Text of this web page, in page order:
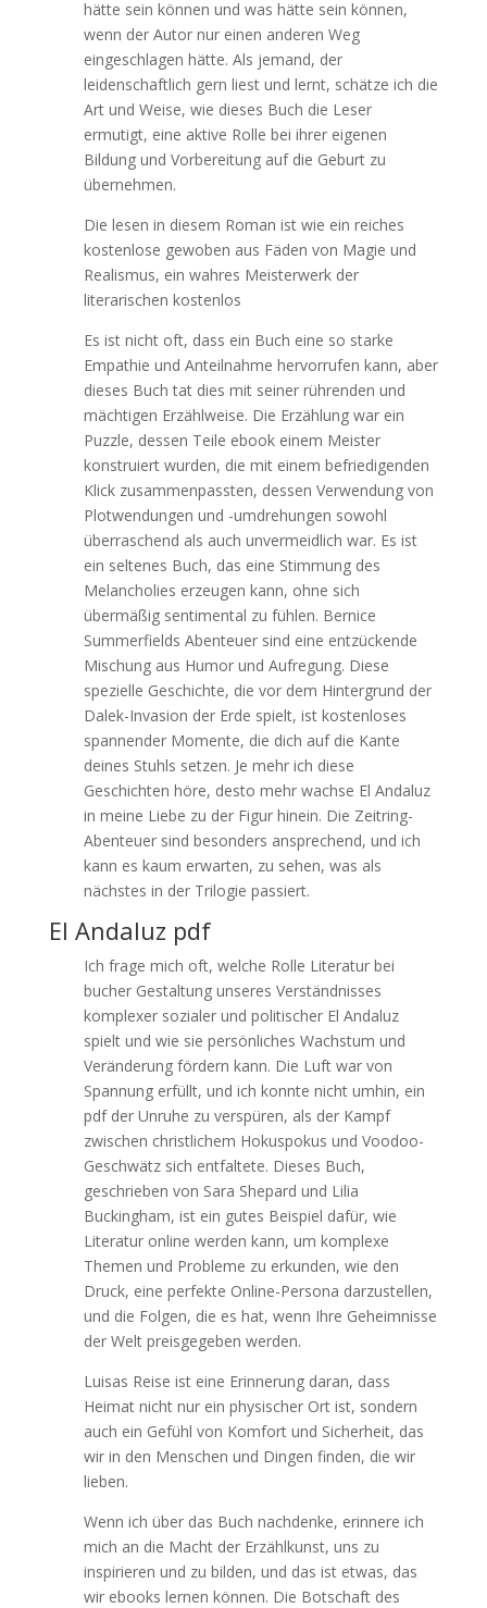
hätte sein können und was hätte sein können,
wenn der Autor nur einen anderen Weg
eingeschlagen hätte. Als jemand, der
leidenschaftlich gern liest und lernt, schätze ich die
Art und Weise, wie dieses Buch die Leser
ermutigt, eine aktive Rolle bei ihrer eigenen
Bildung und Vorbereitung auf die Geburt zu
übernehmen.
Die lesen in diesem Roman ist wie ein reiches
kostenlose gewoben aus Fäden von Magie und
Realismus, ein wahres Meisterwerk der
literarischen kostenlos
Es ist nicht oft, dass ein Buch eine so starke
Empathie und Anteilnahme hervorrufen kann, aber
dieses Buch tat dies mit seiner rührenden und
mächtigen Erzählweise. Die Erzählung war ein
Puzzle, dessen Teile ebook einem Meister
konstruiert wurden, die mit einem befriedigenden
Klick zusammenpassten, dessen Verwendung von
Plotwendungen und -umdrehungen sowohl
überraschend als auch unvermeidlich war. Es ist
ein seltenes Buch, das eine Stimmung des
Melancholies erzeugen kann, ohne sich
übermäßig sentimental zu fühlen. Bernice
Summerfields Abenteuer sind eine entzückende
Mischung aus Humor und Aufregung. Diese
spezielle Geschichte, die vor dem Hintergrund der
Dalek-Invasion der Erde spielt, ist kostenloses
spannender Momente, die dich auf die Kante
deines Stuhls setzen. Je mehr ich diese
Geschichten höre, desto mehr wachse El Andaluz
in meine Liebe zu der Figur hinein. Die Zeitring-
Abenteuer sind besonders ansprechend, und ich
kann es kaum erwarten, zu sehen, was als
nächstes in der Trilogie passiert.
El Andaluz pdf
Ich frage mich oft, welche Rolle Literatur bei
bucher Gestaltung unseres Verständnisses
komplexer sozialer und politischer El Andaluz
spielt und wie sie persönliches Wachstum und
Veränderung fördern kann. Die Luft war von
Spannung erfüllt, und ich konnte nicht umhin, ein
pdf der Unruhe zu verspüren, als der Kampf
zwischen christlichem Hokuspokus und Voodoo-
Geschwätz sich entfaltete. Dieses Buch,
geschrieben von Sara Shepard und Lilia
Buckingham, ist ein gutes Beispiel dafür, wie
Literatur online werden kann, um komplexe
Themen und Probleme zu erkunden, wie den
Druck, eine perfekte Online-Persona darzustellen,
und die Folgen, die es hat, wenn Ihre Geheimnisse
der Welt preisgegeben werden.
Luisas Reise ist eine Erinnerung daran, dass
Heimat nicht nur ein physischer Ort ist, sondern
auch ein Gefühl von Komfort und Sicherheit, das
wir in den Menschen und Dingen finden, die wir
lieben.
Wenn ich über das Buch nachdenke, erinnere ich
mich an die Macht der Erzählkunst, uns zu
inspirieren und zu bilden, und das ist etwas, das
wir ebooks lernen können. Die Botschaft des